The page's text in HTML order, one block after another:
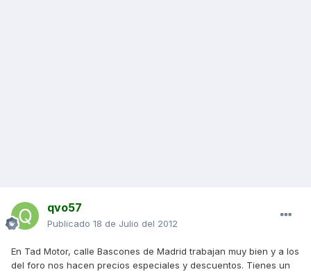
qvo57
Publicado 18 de Julio del 2012
En Tad Motor, calle Bascones de Madrid trabajan muy bien y a los
del foro nos hacen precios especiales y descuentos. Tienes un